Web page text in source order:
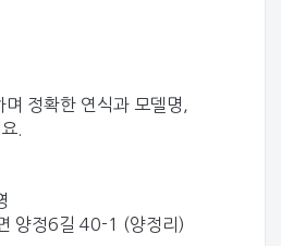
정확한 연식과 모델명,
.
양정6길 40-1 (양정리)